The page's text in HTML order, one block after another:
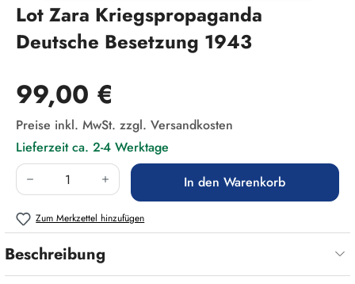
Lot Zara Kriegspropaganda
Deutsche Besetzung 1943
Regulärer Preis:
99,00 €
Preise inkl. MwSt. zzgl. Versandkosten
Lieferzeit ca. 2-4 Werktage
Produkt Anzahl: Gib den gewünschten Wert
In den Warenkorb
Zum Merkzettel hinzufügen
Beschreibung